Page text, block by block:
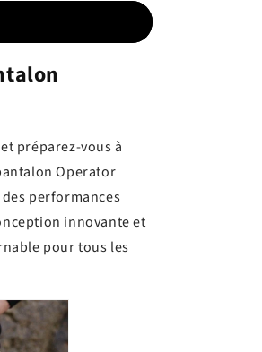
préparez-vous à
Operator
performances
innovante et
pour tous les